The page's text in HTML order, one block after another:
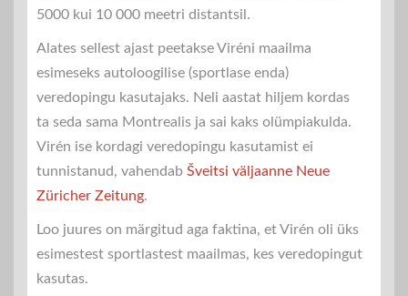
5000 kui 10 000 meetri distantsil.
Alates sellest ajast peetakse Viréni maailma
esimeseks autoloogilise (sportlase enda)
veredopingu kasutajaks. Neli aastat hiljem kordas
ta seda sama Montrealis ja sai kaks olümpiakulda.
Virén ise kordagi veredopingu kasutamist ei
tunnistanud, vahendab Šveitsi väljaanne Neue
Züricher Zeitung.
Loo juures on märgitud aga faktina, et Virén oli üks
esimestest sportlastest maailmas, kes veredopingut
kasutas.